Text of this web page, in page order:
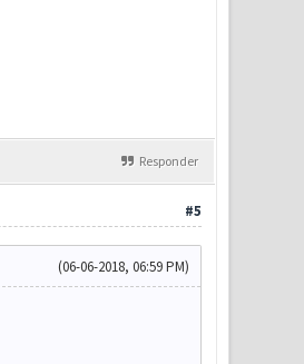
Responder
#5
(06-06-2018, 06:59 PM)